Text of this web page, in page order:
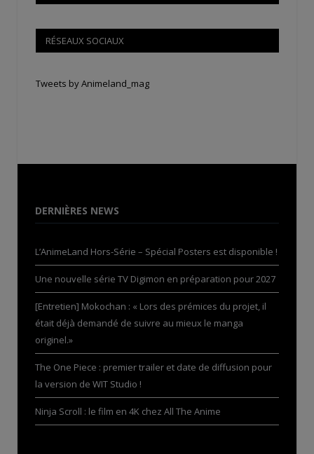
RÉSEAUX SOCIAUX
Tweets by Animeland_mag
DERNIÈRES NEWS
L’AnimeLand Hors-Série – Spécial Posters est disponible !
Une nouvelle série TV Digimon en préparation pour 2027
[Entretien] Mokochan : « Lors des prémices du projet, il
était déjà demandé de suivre au mieux le manga
originel.»
The One Piece : premier trailer et date de diffusion pour
la version de WIT Studio !
Ninja Scroll : le film en 4K chez All The Anime